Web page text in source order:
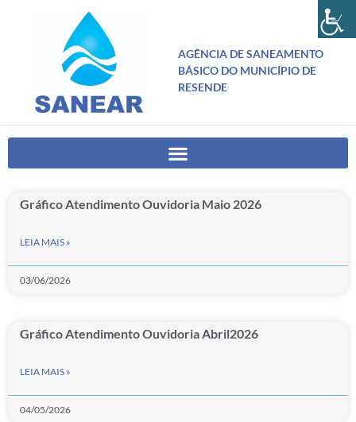
AGÊNCIA DE SANEAMENTO
BÁSICO DO MUNICÍPIO DE
RESENDE
Gráfico Atendimento Ouvidoria Maio 2026
LEIA MAIS »
03/06/2026
Gráfico Atendimento Ouvidoria Abril2026
LEIA MAIS »
04/05/2026